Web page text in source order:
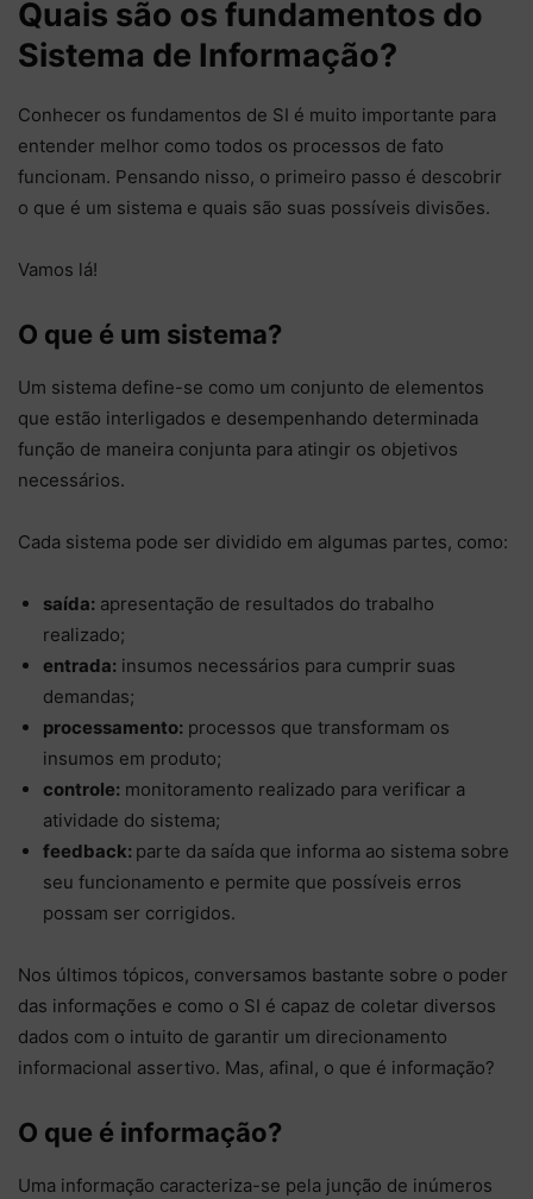
Quais são os fundamentos do
Sistema de Informação?
Conhecer os fundamentos de SI é muito importante para
entender melhor como todos os processos de fato
funcionam. Pensando nisso, o primeiro passo é descobrir
o que é um sistema e quais são suas possíveis divisões.
Vamos lá!
O que é um sistema?
Um sistema define-se como um conjunto de elementos
que estão interligados e desempenhando determinada
função de maneira conjunta para atingir os objetivos
necessários.
Cada sistema pode ser dividido em algumas partes, como:
saída: apresentação de resultados do trabalho
realizado;
entrada: insumos necessários para cumprir suas
demandas;
processamento: processos que transformam os
insumos em produto;
controle: monitoramento realizado para verificar a
atividade do sistema;
feedback: parte da saída que informa ao sistema sobre
seu funcionamento e permite que possíveis erros
possam ser corrigidos.
Nos últimos tópicos, conversamos bastante sobre o poder
das informações e como o SI é capaz de coletar diversos
dados com o intuito de garantir um direcionamento
informacional assertivo. Mas, afinal, o que é informação?
O que é informação?
Uma informação caracteriza-se pela junção de inúmeros